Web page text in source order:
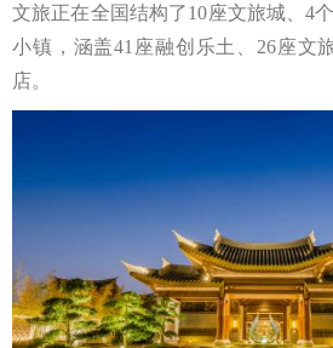
文旅正在全国结构了10座文旅城、4
小镇，涵盖41座融创乐土、26座文
店。